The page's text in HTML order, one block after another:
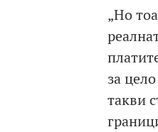
„Но
за
такви